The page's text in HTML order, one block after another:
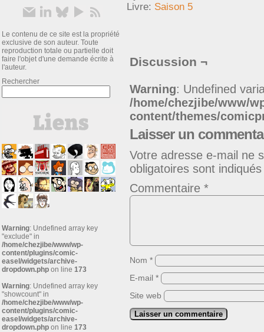
Le contenu de ce site est la propriété
exclusive de son auteur. Toute
reproduction totale ou partielle doit
faire l'objet d'une demande écrite à
l'auteur.
Rechercher
Warning: Undefined array key
"exclude" in
/home/chezjibe/www/wp-
content/plugins/comic-
easel/widgets/archive-
dropdown.php on line 173
Warning: Undefined array key
"showcount" in
/home/chezjibe/www/wp-
content/plugins/comic-
easel/widgets/archive-
dropdown.php on line 173
Livre: Saison 5
Discussion ¬
Warning: Undefined
/home/chezjibe/www/
content/themes/
Laisser un
Votre adresse e-mail ne
obligatoires sont
Commentaire *
Nom *
E-mail *
Site web